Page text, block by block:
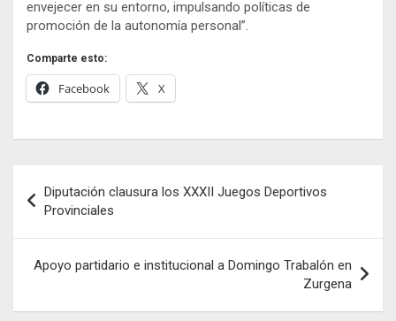
envejecer en su entorno, impulsando políticas de
promoción de la autonomía personal”.
Comparte esto:
Facebook X
de
entradas
Diputación clausura los XXXII Juegos Deportivos
Provinciales
Apoyo partidario e institucional a Domingo Trabalón en
Zurgena